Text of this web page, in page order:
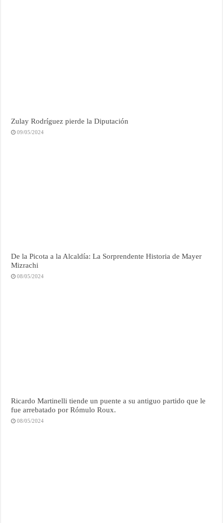
Zulay Rodríguez pierde la Diputación
09/05/2024
De la Picota a la Alcaldía: La Sorprendente Historia de Mayer
Mizrachi
08/05/2024
Ricardo Martinelli tiende un puente a su antiguo partido que le
fue arrebatado por Rómulo Roux.
08/05/2024